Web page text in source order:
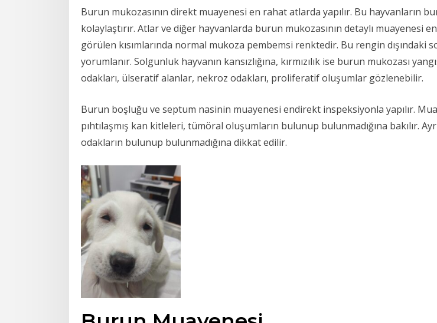
Burun mukozasının direkt muayenesi en rahat atlarda yapılır. Bu hayvanların
kolaylaştırır. Atlar ve diğer hayvanlarda burun mukozasının detaylı muayenesi
görülen kısımlarında normal mukoza pembemsi renktedir. Bu rengin dışındaki
yorumlanır. Solgunluk hayvanın kansızlığına, kırmızılık ise burun mukozası
odakları, ülseratif alanlar, nekroz odakları, proliferatif oluşumlar gözlenebilir.
Burun boşluğu ve septum nasinin muayenesi endirekt inspeksiyonla yapılır.
pıhtılaşmış kan kitleleri, tümöral oluşumların bulunup bulunmadığına bakılır.
odakların bulunup bulunmadığına dikkat edilir.